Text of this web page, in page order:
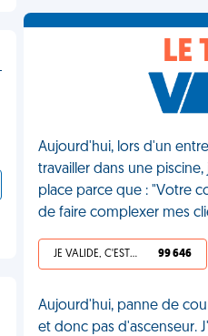
LE
Aujourd'hui, lors d'un
travailler dans une
place parce que : "Votre
de faire complexer mes
JE VALIDE, C'EST UNE VDM 99 646
Aujourd'hui, panne de
et donc pas d'ascenseur.